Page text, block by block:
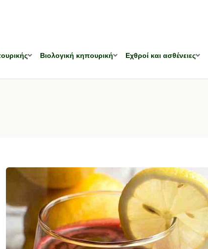
Βιολογική κηπουρική Εχθροί και ασθένειες